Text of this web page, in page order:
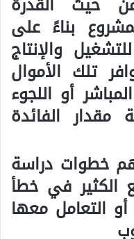
بناءً على
والإنتاج
تلك الأموال
أو اللجوء
مقدار الفائدة
خطوات دراسة
الكثير في خطأ
التعامل معها